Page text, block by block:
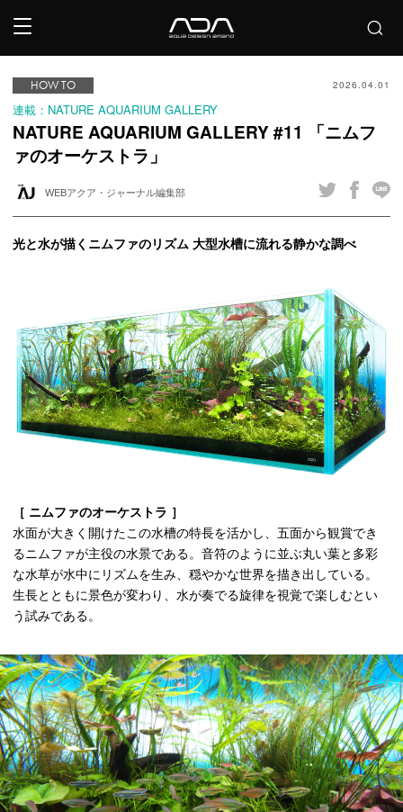
HOW TO 2026.04.01
連載：NATURE AQUARIUM GALLERY
NATURE AQUARIUM GALLERY #11 「ニムフ
ァのオーケストラ」
WEBアクア・ジャーナル編集部
光と水が描くニムファのリズム 大型水槽に流れる静かな調べ
［ ニムファのオーケストラ ］
水面が大きく開けたこの水槽の特長を活かし、五面から観賞でき
るニムファが主役の水景である。音符のように並ぶ丸い葉と多彩
な水草が水中にリズムを生み、穏やかな世界を描き出している。
生長とともに景色が変わり、水が奏でる旋律を視覚で楽しむとい
う試みである。